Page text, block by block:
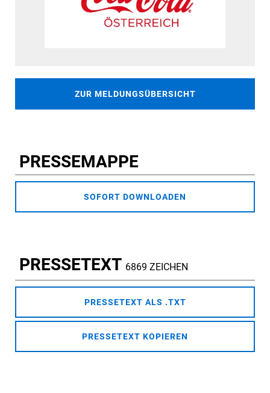
ZUR MELDUNGSÜBERSICHT
PRESSEMAPPE
SOFORT DOWNLOADEN
PRESSETEXT 6869 ZEICHEN
PRESSETEXT ALS .TXT
PRESSETEXT KOPIEREN